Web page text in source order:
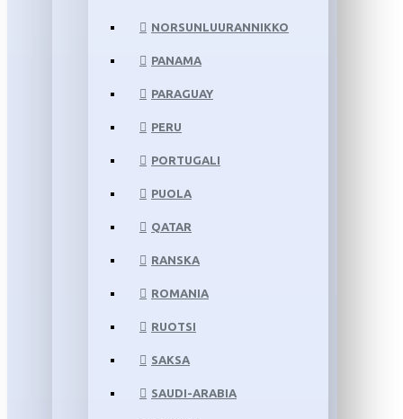
NORSUNLUURANNIKKO
PANAMA
PARAGUAY
PERU
PORTUGALI
PUOLA
QATAR
RANSKA
ROMANIA
RUOTSI
SAKSA
SAUDI-ARABIA